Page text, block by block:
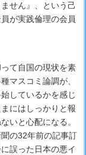
せん』、という己
が実践倫理の会員
て自国の現状を素
マスコミ論調が、
しているかを感じ
にはしっかりと報
いと心配になる。
の32年前の記事訂
誤った日本の悪イ